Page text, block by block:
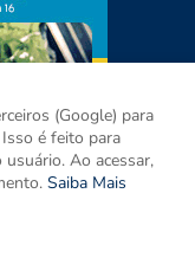
(Google) para
é feito para
Ao acessar,
Saiba Mais